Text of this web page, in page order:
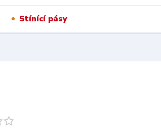
Stínící pásy